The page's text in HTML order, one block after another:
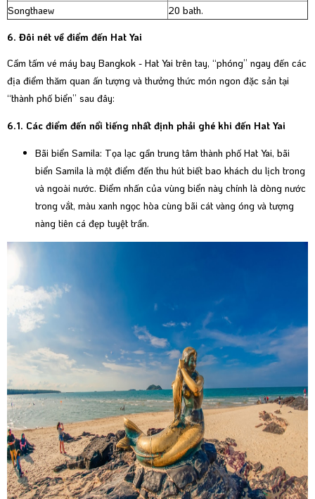
Songthaew
20 bath.
6. Đôi nét về điểm đến Hat Yai
Cầm tấm vé máy bay Bangkok - Hat Yai trên tay, “phóng” ngay đến các
địa điểm thăm quan ấn tượng và thưởng thức món ngon đặc sản tại
“thành phố biển” sau đây:
6.1. Các điểm đến nổi tiếng nhất định phải ghé khi đến Hat Yai
Bãi biển Samila: Tọa lạc gần trung tâm thành phố Hat Yai, bãi
biển Samila là một điểm đến thu hút biết bao khách du lịch trong
và ngoài nước. Điểm nhấn của vùng biển này chính là dòng nước
trong vắt, màu xanh ngọc hòa cùng bãi cát vàng óng và tượng
nàng tiên cá đẹp tuyệt trần.